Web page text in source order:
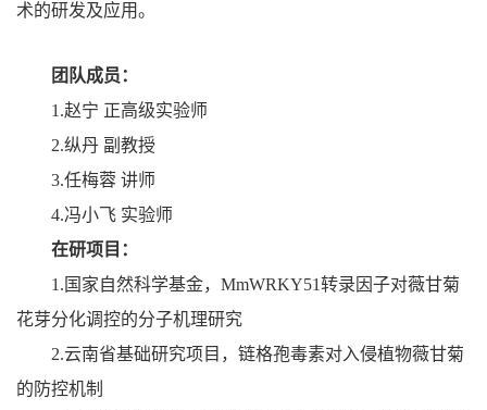
术的研发及应用。
团队成员：
1.赵宁 正高级实验师
2.纵丹 副教授
3.任梅蓉 讲师
4.冯小飞 实验师
在研项目：
1.国家自然科学基金，MmWRKY51转录因子对薇甘菊
花芽分化调控的分子机理研究
2.云南省基础研究项目，链格孢毒素对入侵植物薇甘菊
的防控机制